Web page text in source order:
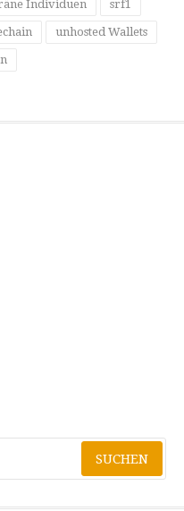
Individuen srf1
unhosted Wallets